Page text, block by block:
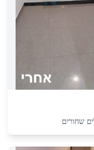
שחורים